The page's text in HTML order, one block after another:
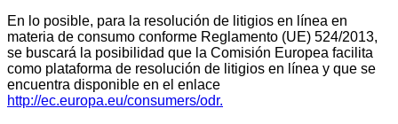
En lo posible, para la resolución de litigios en línea en
materia de consumo conforme Reglamento (UE) 524/2013,
se buscará la posibilidad que la Comisión Europea facilita
como plataforma de resolución de litigios en línea y que se
encuentra disponible en el enlace
http://ec.europa.eu/consumers/odr.